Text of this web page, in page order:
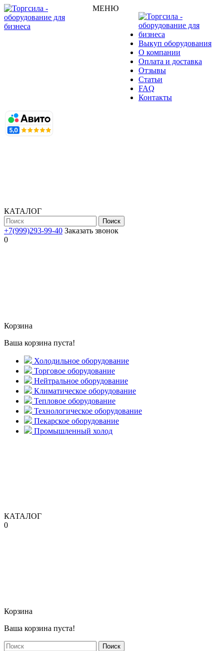
МЕНЮ
Выкуп оборудования
О компании
Оплата и доставка
Отзывы
Статьи
FAQ
Контакты
КАТАЛОГ
Поиск
+7(999)293-99-40 Заказать звонок
0
Корзина
Ваша корзина пуста!
Холодильное оборудование
Торговое оборудование
Нейтральное оборудование
Климатическое оборудование
Тепловое оборудование
Технологическое оборудование
Пекарское оборудование
Промышленный холод
КАТАЛОГ
0
Корзина
Ваша корзина пуста!
Поиск